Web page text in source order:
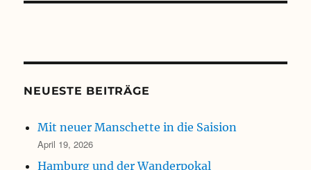
NEUESTE BEITRÄGE
Mit neuer Manschette in die Saision
April 19, 2026
Hamburg und der Wanderpokal